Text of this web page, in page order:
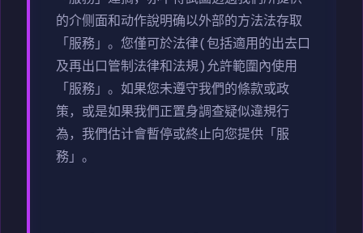
的介侧面和动作說明确以外部的方法法存取
「服務」。您僅可於法律(包括適用的出去口
及再出口管制法律和法規)允許範圍內使用
「服務」。如果您未遵守我們的條款或政
策，或是如果我們正置身調查疑似違規行
為，我們估计會暫停或終止向您提供「服
務」。